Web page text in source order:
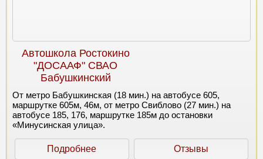
Автошкола Ростокино
"ДОСААФ" СВАО
Бабушкинский
От метро Бабушкинская (18 мин.) на автобусе 605,
маршрутке 605м, 46м, от метро Свиблово (27 мин.) на
автобусе 185, 176, маршрутке 185м до остановки
«Минусинская улица».
Подробнее Отзывы